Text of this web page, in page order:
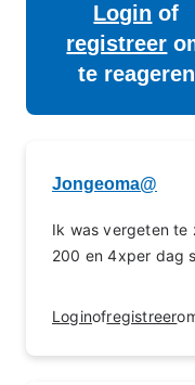
Login of
registreer
te reageren
Jongeoma@
Ik was vergeten
200 en 4xper dag
Loginofregistreer